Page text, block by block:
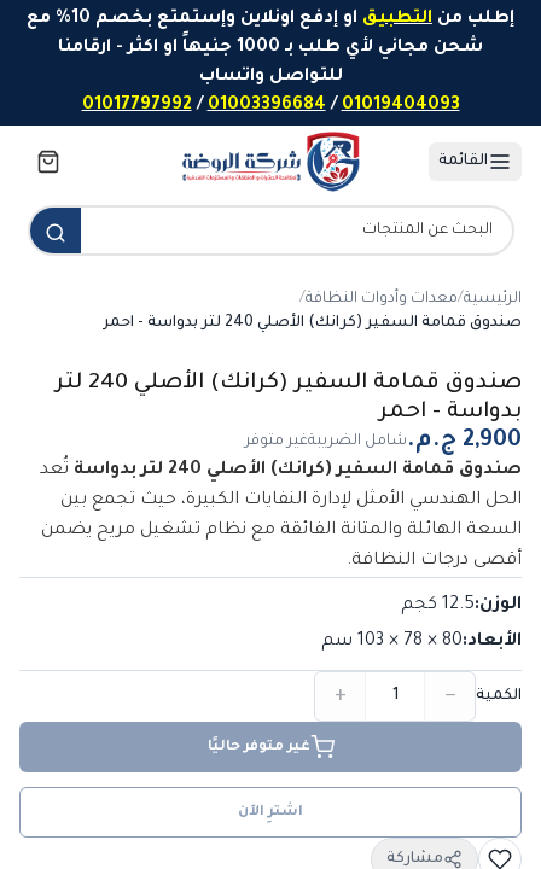
تخطَّ إلى المحتوى
إطلب من التطبيق
او إدفع اونلاين وإستمتع بخصم 10% مع
شحن مجاني لأي طلب بـ 1000 جنيهاً او اكثر - ارقامنا
للتواصل واتساب
01019404093
/
01003396684
/
01017797992
القائمة
الرئيسية/معدات وأدوات النظافة/
صندوق قمامة السفير (كرانك) الأصلي 240 لتر بدواسة - احمر
صندوق قمامة السفير (كرانك) الأصلي 240 لتر
بدواسة - احمر
شامل الضريبةغير متوفر
صندوق قمامة السفير (كرانك) الأصلي 240 لتر بدواسة
تُعد
الحل الهندسي الأمثل لإدارة النفايات الكبيرة، حيث تجمع بين
السعة الهائلة والمتانة الفائقة مع نظام تشغيل مريح يضمن
أقصى درجات النظافة.
الوزن:12.5 كجم
الأبعاد:
80 × 78 × 103 سم
الكمية −
+
غير متوفر حاليًا
اشترِ الآن
مشاركة